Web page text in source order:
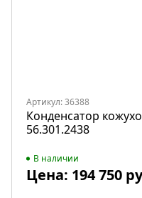
Артикул: 36388
Конденсатор
56.301.2438
В наличии
Цена: 194 750